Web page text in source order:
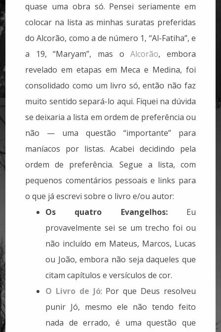
quase uma obra só. Pensei seriamente em
colocar na lista as minhas suratas preferidas
do Alcorão, como a de número 1, “Al-Fatiha”, e
a 19, “Maryam”, mas oAlcorão, embora
revelado em etapas em Meca e Medina, foi
consolidado como um livro só, então não faz
muito sentido separá-lo aqui. Fiquei na dúvida
se deixaria a lista em ordem de preferência ou
não — uma questão “importante” para
maníacos por listas. Acabei decidindo pela
ordem de preferência. Segue a lista, com
pequenos comentários pessoais e links para
o que já escrevi sobre o livro e/ou autor:
Os quatro Evangelhos:Eu
provavelmente sei se um trecho foi ou
não incluído em Mateus, Marcos, Lucas
ou João, embora não seja daqueles que
citam capítulos e versículos de cor.
O Livro de Jó: Por que Deus resolveu
punir Jó, mesmo ele não tendo feito
nada de errado, é uma questão que